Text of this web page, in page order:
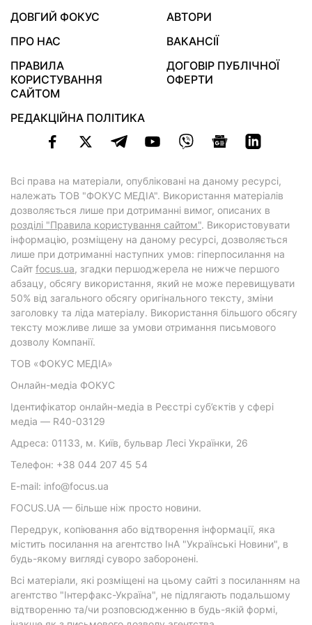
ДОВГИЙ ФОКУС
АВТОРИ
ПРО НАС
ВАКАНСІЇ
ПРАВИЛА
КОРИСТУВАННЯ
САЙТОМ
ДОГОВІР ПУБЛІЧНОЇ
ОФЕРТИ
РЕДАКЦІЙНА ПОЛІТИКА
Всі права на матеріали, опубліковані на даному ресурсі,
належать ТОВ "ФОКУС МЕДІА". Використання матеріалів
дозволяється лише при дотриманні вимог, описаних в
розділі "Правила користування сайтом". Використовувати
інформацію, розміщену на даному ресурсі, дозволяється
лише при дотриманні наступних умов: гіперпосилання на
Cайт focus.ua, згадки першоджерела не нижче першого
абзацу, обсягу використання, який не може перевищувати
50% від загального обсягу оригінального тексту, зміни
заголовку та ліда матеріалу. Використання більшого обсягу
тексту можливе лише за умови отримання письмового
дозволу Компанії.
ТОВ «ФОКУС МЕДІА»
Онлайн-медіа ФОКУС
Ідентифікатор онлайн-медіа в Реєстрі суб’єктів у сфері
медіа — R40-03129
Адреса: 01133, м. Київ, бульвар Лесі Українки, 26
Телефон: +38 044 207 45 54
E-mail: info@focus.ua
FOCUS.UA — більше ніж просто новини.
Передрук, копіювання або відтворення інформації, яка
містить посилання на агентство ІнА "Українські Новини", в
будь-якому вигляді суворо заборонені.
Всі матеріали, які розміщені на цьому сайті з посиланням на
агентство "Інтерфакс-Україна", не підлягають подальшому
відтворенню та/чи розповсюдженню в будь-якій формі,